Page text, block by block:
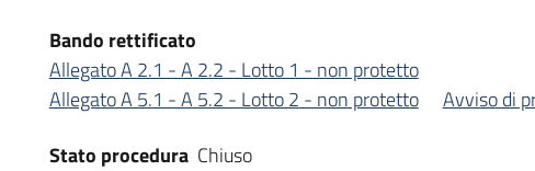
Bando rettificato
Allegato A 2.1 - A 2.2 - Lotto 1 - non protetto
Allegato A 5.1 - A 5.2 - Lotto 2 - non protetto
Avviso di
Stato procedura Chiuso